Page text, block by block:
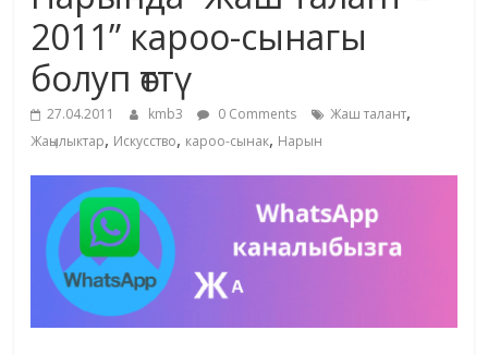
маданияты
жана
адабияты
2011” кароо-сынагы
болуп өттү
27.04.2011 kmb3 0 Comments Жаш талант,
Жаңылыктар, Искусство, кароо-сынак, Нарын